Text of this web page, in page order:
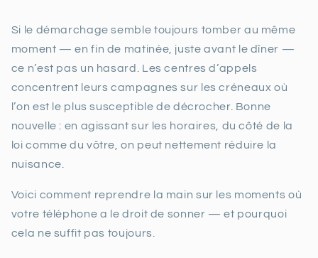
Si le démarchage semble toujours tomber au même
moment — en fin de matinée, juste avant le dîner —
ce n’est pas un hasard. Les centres d’appels
concentrent leurs campagnes sur les créneaux où
l’on est le plus susceptible de décrocher. Bonne
nouvelle : en agissant sur les horaires, du côté de la
loi comme du vôtre, on peut nettement réduire la
nuisance.
Voici comment reprendre la main sur les moments où
votre téléphone a le droit de sonner — et pourquoi
cela ne suffit pas toujours.